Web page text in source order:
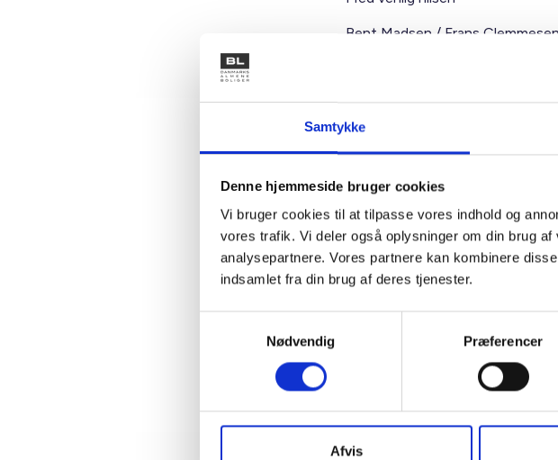
Samtykke
Denne hjemmeside bruger cookies
Vi bruger cookies til at tilpasse vores indhold og
vores trafik. Vi deler også oplysninger om din brug
analysepartnere. Vores partnere kan kombinere
indsamlet fra din brug af deres tjenester.
Nødvendig
Præferencer
Afvis
Bent Madsen / Frans Clemmesen
Kontakt
Bent Madsen
Adm. direktør
Tlf: 28 88 18 77
Mail: bma@bl.dk